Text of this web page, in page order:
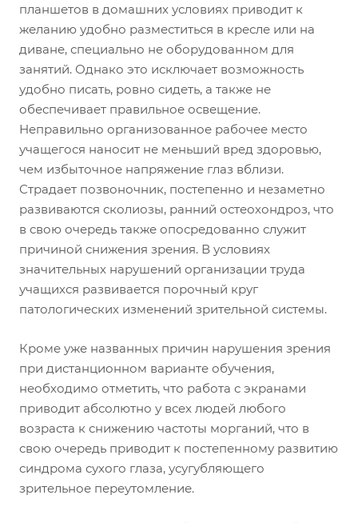
планшетов в домашних условиях приводит к
желанию удобно разместиться в кресле или на
диване, специально не оборудованном для
занятий. Однако это исключает возможность
удобно писать, ровно сидеть, а также не
обеспечивает правильное освещение.
Неправильно организованное рабочее место
учащегося наносит не меньший вред здоровью,
чем избыточное напряжение глаз вблизи.
Страдает позвоночник, постепенно и незаметно
развиваются сколиозы, ранний остеохондроз, что
в свою очередь также опосредованно служит
причиной снижения зрения. В условиях
значительных нарушений организации труда
учащихся развивается порочный круг
патологических изменений зрительной системы.
Кроме уже названных причин нарушения зрения
при дистанционном варианте обучения,
необходимо отметить, что работа с экранами
приводит абсолютно у всех людей любого
возраста к снижению частоты морганий, что в
свою очередь приводит к постепенному развитию
синдрома сухого глаза, усугубляющего
зрительное переутомление.